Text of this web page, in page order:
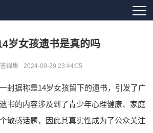
岁女孩遗书是真的吗
锦集 2024-09-29 23:44:05
封据称是14岁女孩留下的遗书，引发了广
书的内容涉及到了青少年心理健康、家庭
敏感话题，因此其真实性成为了公众关注